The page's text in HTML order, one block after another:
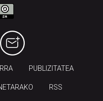
PUBLIZITATEA
RSS